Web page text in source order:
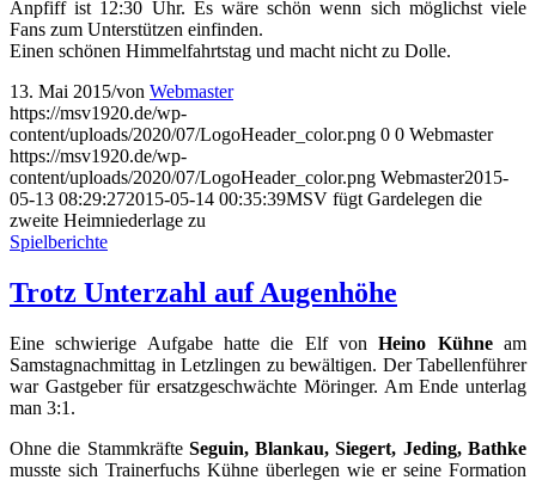
Anpfiff ist 12:30 Uhr. Es wäre schön wenn sich möglichst viele
Fans zum Unterstützen einfinden.
Einen schönen Himmelfahrtstag und macht nicht zu Dolle.
13. Mai 2015/von Webmaster
https://msv1920.de/wp-
content/uploads/2020/07/LogoHeader_color.png 0 0 Webmaster
https://msv1920.de/wp-
content/uploads/2020/07/LogoHeader_color.png Webmaster2015-
05-13 08:29:272015-05-14 00:35:39MSV fügt Gardelegen die
zweite Heimniederlage zu
Spielberichte
Trotz Unterzahl auf Augenhöhe
Eine schwierige Aufgabe hatte die Elf vonHeino Kühneam
Samstagnachmittag in Letzlingen zu bewältigen. Der Tabellenführer
war Gastgeber für ersatzgeschwächte Möringer. Am Ende unterlag
man 3:1.
Ohne die Stammkräfte Seguin, Blankau, Siegert, Jeding, Bathke
musste sich Trainerfuchs Kühne überlegen wie er seine Formation